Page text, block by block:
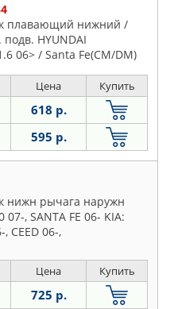
плавающий нижний /
HYUNDAI
06> / Santa Fe(CM/DM)
Цена Купить
618 р.
595 р.
нижн рычага наружн
07-, SANTA FE 06- KIA:
, CEED 06-,
Цена Купить
725 р.